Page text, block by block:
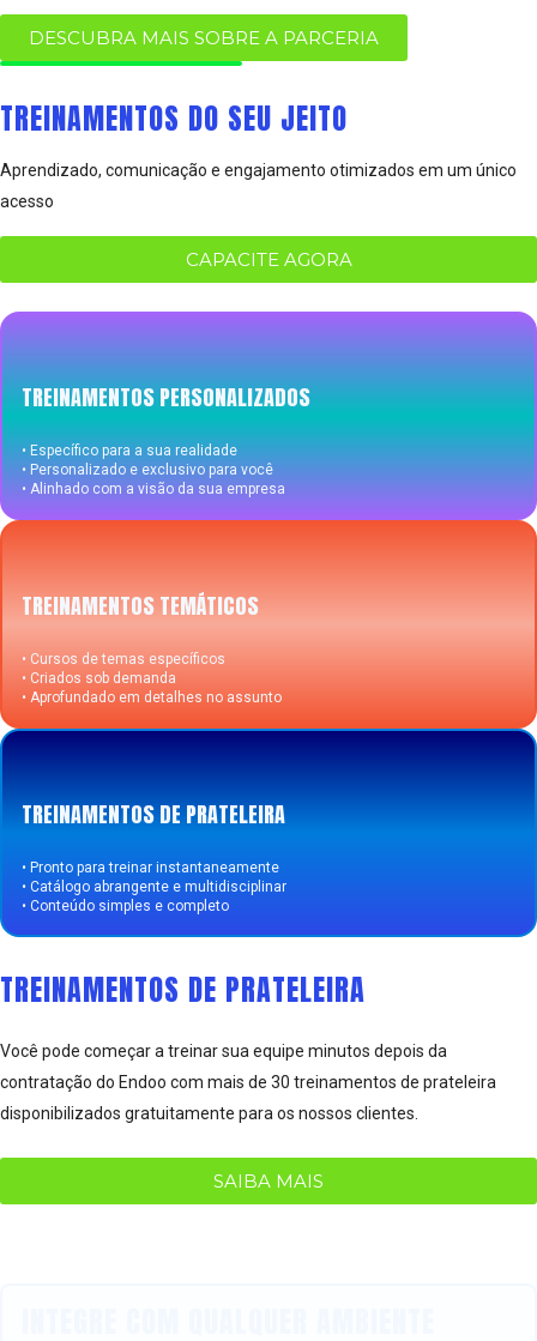
DESCUBRA MAIS SOBRE A PARCERIA
TREINAMENTOS DO SEU JEITO
Aprendizado, comunicação e engajamento otimizados em um único
acesso
CAPACITE AGORA
TREINAMENTOS PERSONALIZADOS
• Específico para a sua realidade
• Personalizado e exclusivo para você
• Alinhado com a visão da sua empresa
TREINAMENTOS TEMÁTICOS
• Cursos de temas específicos
• Criados sob demanda
• Aprofundado em detalhes no assunto
TREINAMENTOS DE PRATELEIRA
• Pronto para treinar instantaneamente
• Catálogo abrangente e multidisciplinar
• Conteúdo simples e completo
TREINAMENTOS DE PRATELEIRA
Você pode começar a treinar sua equipe minutos depois da
contratação do Endoo com mais de 30 treinamentos de prateleira
disponibilizados gratuitamente para os nossos clientes.
SAIBA MAIS